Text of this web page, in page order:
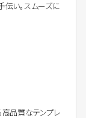
伝い。スムーズに
品質なテンプレ